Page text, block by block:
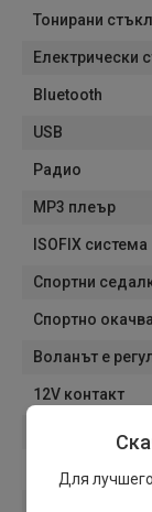
Тонирани
Електрически
Bluetooth
USB
Радио
MP3 плеър
ISOFIX система
Спортни
Спортно
Воланът е
12V контакт
Амбиентно
Резервна гума
Для